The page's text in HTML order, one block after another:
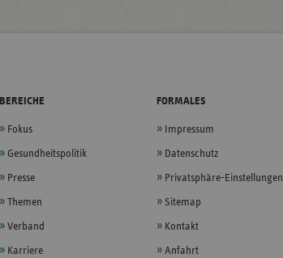
BEREICHE
Fokus
Gesundheitspolitik
Presse
Themen
Verband
Karriere
FORMALES
Impressum
Datenschutz
Privatsphäre-Einstellungen
Sitemap
Kontakt
Anfahrt